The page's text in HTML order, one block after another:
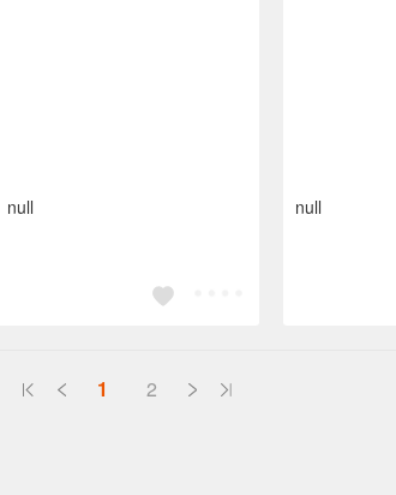
null null
1 2